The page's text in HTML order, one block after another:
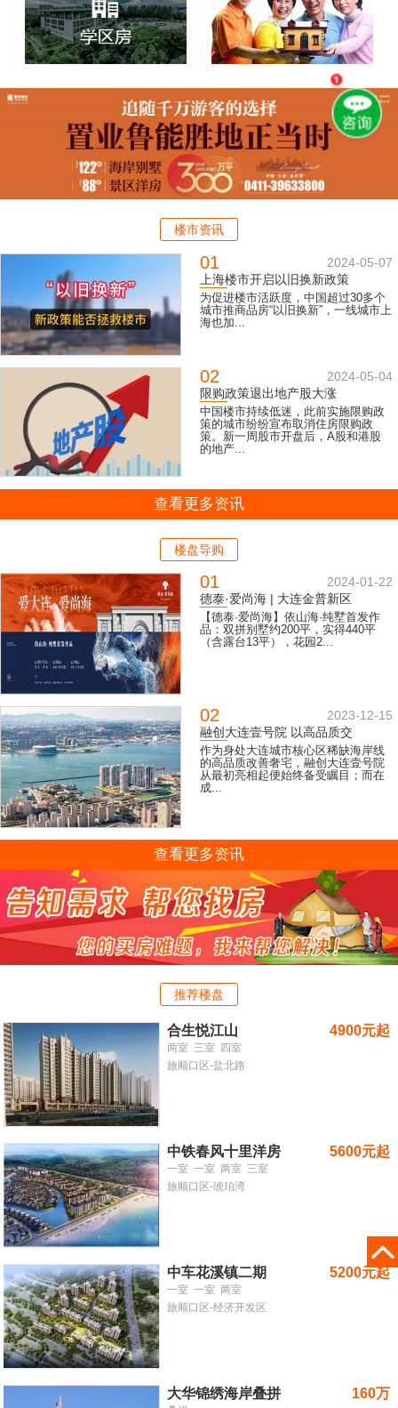
楼市资讯
01
2024-05-07
上海楼市开启以旧换新政策
为促进楼市活跃度，中国超过30多个
城市推商品房“以旧换新”，一线城市上
海也加...
02
2024-05-04
限购政策退出地产股大涨
中国楼市持续低迷，此前实施限购政
策的城市纷纷宣布取消住房限购政
策。新一周股市开盘后，A股和港股
的地产...
查看更多资讯
楼盘导购
01
2024-01-22
德泰·爱尚海 | 大连金普新区
【德泰·爱尚海】依山海·纯墅首发作
品：双拼别墅约200平，实得440平
（含露台13平），花园2...
02
2023-12-15
融创大连壹号院 以高品质交
作为身处大连城市核心区稀缺海岸线
的高品质改善奢宅，融创大连壹号院
从最初亮相起便始终备受瞩目；而在
成...
查看更多资讯
推荐楼盘
合生悦江山 4900元起
两室 三室
四室
旅顺口区-盐北路
中铁春风十里洋房 5600元起
一室一室两室 三室
旅顺口区-琥珀湾
中车花溪镇二期 5200元起
一室一室两室
旅顺口区-经济开发区
大华锦绣海岸叠拼 160万